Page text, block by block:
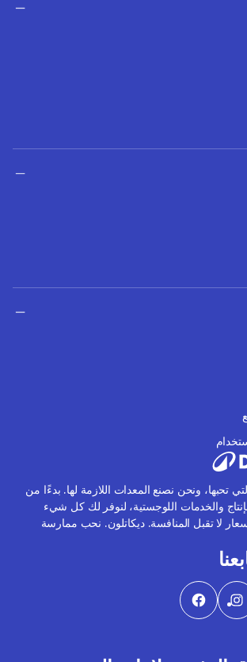
تحبها، ونحن نصنع المعدات اللازمة لها. بدءًا من
والخدمات اللوجستية، لنوفر لك كل شيء
لا تقبل المنافسة. ديكاتلون. نحب ممارسة